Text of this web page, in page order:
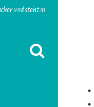
und steht in
SUCHFORMULAR
ERSCHEINEN